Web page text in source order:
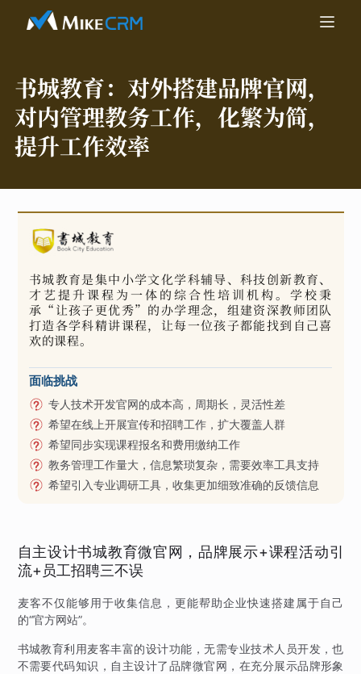
书城教育： 对外搭建品牌官网，
对内管理教务工作，化繁为简，
提升工作效率
书城教育是集中小学文化学科辅导、科技创新教育、
才艺提升课程为一体的综合性培训机构。学校秉
承“让孩子更优秀”的办学理念，组建资深教师团队
打造各学科精讲课程，让每一位孩子都能找到自己喜
欢的课程。
面临挑战
专人技术开发官网的成本高，周期长，灵活性差
希望在线上开展宣传和招聘工作，扩大覆盖人群
希望同步实现课程报名和费用缴纳工作
教务管理工作量大，信息繁琐复杂，需要效率工具支持
希望引入专业调研工具，收集更加细致准确的反馈信息
自主设计书城教育微官网，品牌展示+课程活动引
流+员工招聘三不误
麦客不仅能够用于收集信息，更能帮助企业快速搭建属于自己
的“官方网站”。
书城教育利用麦客丰富的设计功能，无需专业技术人员开发，也
不需要代码知识，自主设计了品牌微官网，在充分展示品牌形象